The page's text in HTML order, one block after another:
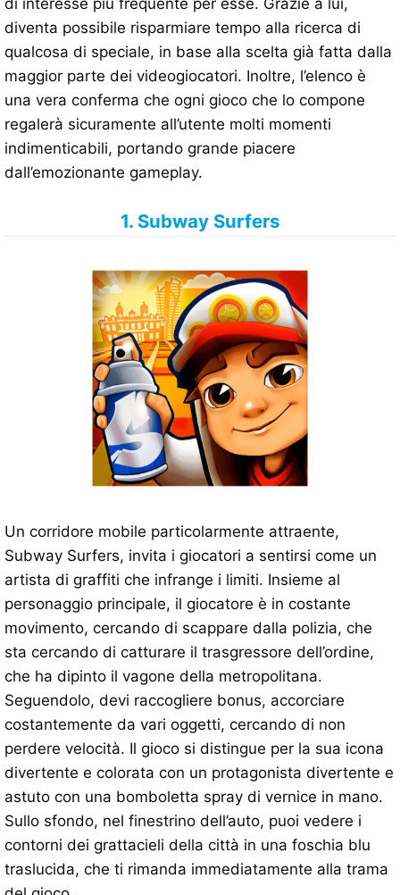
di interesse più frequente per esse. Grazie a lui,
diventa possibile risparmiare tempo alla ricerca di
qualcosa di speciale, in base alla scelta già fatta dalla
maggior parte dei videogiocatori. Inoltre, l’elenco è
una vera conferma che ogni gioco che lo compone
regalerà sicuramente all’utente molti momenti
indimenticabili, portando grande piacere
dall’emozionante gameplay.
1. Subway Surfers
Un corridore mobile particolarmente attraente,
Subway Surfers, invita i giocatori a sentirsi come un
artista di graffiti che infrange i limiti. Insieme al
personaggio principale, il giocatore è in costante
movimento, cercando di scappare dalla polizia, che
sta cercando di catturare il trasgressore dell’ordine,
che ha dipinto il vagone della metropolitana.
Seguendolo, devi raccogliere bonus, accorciare
costantemente da vari oggetti, cercando di non
perdere velocità. Il gioco si distingue per la sua icona
divertente e colorata con un protagonista divertente e
astuto con una bomboletta spray di vernice in mano.
Sullo sfondo, nel finestrino dell’auto, puoi vedere i
contorni dei grattacieli della città in una foschia blu
traslucida, che ti rimanda immediatamente alla trama